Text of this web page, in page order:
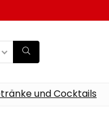
und Cocktails